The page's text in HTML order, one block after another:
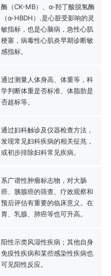
酶（CK-MB）、α-羟丁酸脱氢酶
（α-HBDH）.是心脏受影响的灵
敏指标，也是心脑病，急性心肌
梗塞，病毒性心肌炎早期诊断敏
感指标。
通过测量人体身高、体重等，科
学判断体重是否标准、体脂肪是
否超标等。
通过妇科触诊及仪器检查方法，
发现常见妇科疾病的相关征兆，
或初步排除妇科常见疾病。
系广谱性肿瘤标志物，对大肠
癌、胰腺癌的筛查、疗效观察和
预后评估有重要的临床意义。在
胃、乳腺、肺癌等也可升高。
阳性示类风湿性疾病；其他自身
免疫性疾病和某些感染性疾病也
可见阳性反应。